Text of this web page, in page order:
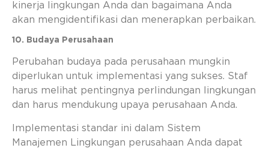
kinerja lingkungan Anda dan bagaimana Anda
akan mengidentifikasi dan menerapkan perbaikan.
10. Budaya Perusahaan
Perubahan budaya pada perusahaan mungkin
diperlukan untuk implementasi yang sukses. Staf
harus melihat pentingnya perlindungan lingkungan
dan harus mendukung upaya perusahaan Anda.
Implementasi standar ini dalam Sistem
Manajemen Lingkungan perusahaan Anda dapat